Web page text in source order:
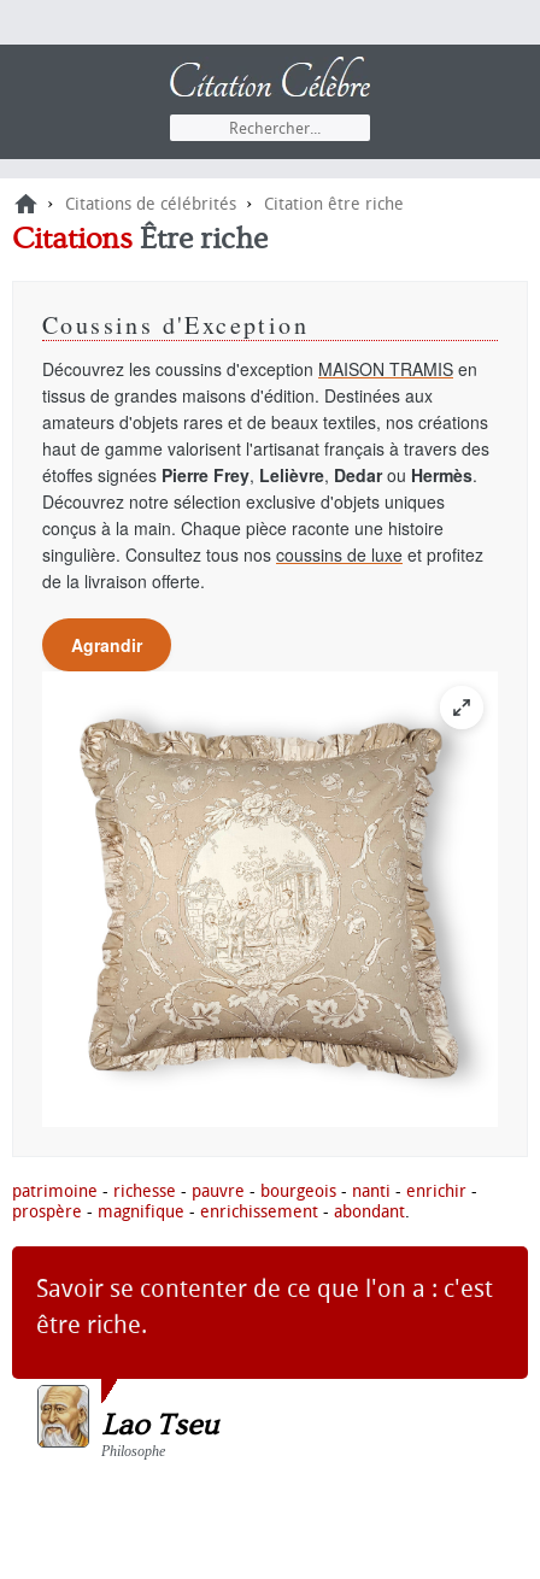
› Citations de célébrités › Citation être riche
Citations Être riche
Coussins d'Exception
Découvrez les coussins d'exception MAISON TRAMIS en
tissus de grandes maisons d'édition. Destinées aux
amateurs d'objets rares et de beaux textiles, nos créations
haut de gamme valorisent l'artisanat français à travers des
étoffes signées Pierre Frey, Lelièvre, Dedarou Hermès.
Découvrez notre sélection exclusive d'objets uniques
conçus à la main. Chaque pièce raconte une histoire
singulière. Consultez tous nos coussins de luxe et profitez
de la livraison offerte.
Agrandir
patrimoine - richesse - pauvre - bourgeois - nanti - enrichir -
prospère - magnifique - enrichissement - abondant.
Savoir se contenter de ce que l'on a : c'est
être riche.
Lao Tseu
Philosophe